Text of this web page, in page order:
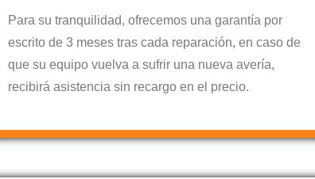
Para su tranquilidad, ofrecemos una garantía por
escrito de 3 meses tras cada reparación, en caso de
que su equipo vuelva a sufrir una nueva avería,
recibirá asistencia sin recargo en el precio.